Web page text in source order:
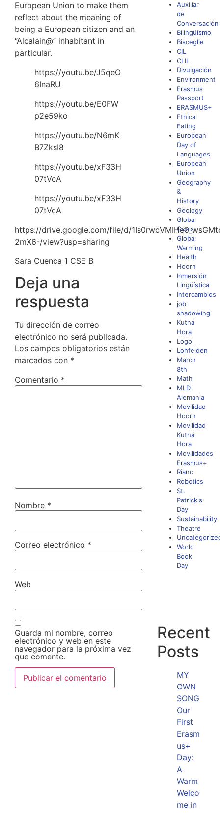
European Union to make them
reflect about the meaning of
being a European citizen and an
“Alcalain@” inhabitant in
particular.
https://youtu.be/J5qeO
6InaRU
https://youtu.be/E0FW
p2e59ko
https://youtu.be/N6mK
B7ZksI8
https://youtu.be/xF33H
07tVcA
https://youtu.be/xF33H
07tVcA
https://drive.google.com/file/d/
2mX6-/view?usp=sharing
Sara Cuenca 1 CSE B
Deja una
respuesta
Tu dirección de correo
electrónico no será publicada.
Los campos obligatorios están
marcados con *
Comentario *
Nombre *
Correo electrónico *
Web
Guarda mi nombre, correo
electrónico y web en este
navegador para la próxima vez
que comente.
Auxiliar
de
Conversación
Bilingüismo
Bisceglie
CIL
CLIL
Divulgación
Environment
Erasmus
Passport
ERASMUS+
Ethical
Eating
European
Day of
Languages
European
Union
Geography
&
History
Geology
Global
Goals
Global
Warming
Health
Hoorn
Inmersión
Lingüística
Intercambios
job
shadowing
Kutná
Hora
Logo
Lohfelden
March
8th
Math
MLD
Alemania
Movilidad
Hoorn
Movilidad
Kutná
Hora
Movilidades
Erasmus+
Riano
Robotics
St.
Patrick's
Day
Sustainability
Theatre
World
Book
Day
Recent
Posts
MY
OWN
SONG
Our
First
Erasm
us+
Day:
A
Warm
Welco
me in